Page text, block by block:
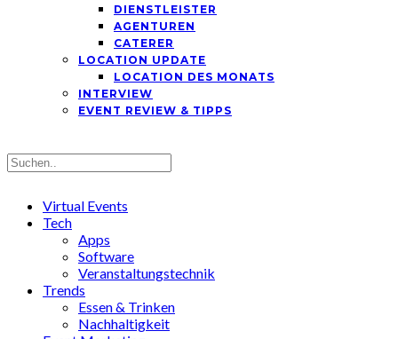
DIENSTLEISTER
AGENTUREN
CATERER
LOCATION UPDATE
LOCATION DES MONATS
INTERVIEW
EVENT REVIEW & TIPPS
Virtual Events
Tech
Apps
Software
Veranstaltungstechnik
Trends
Essen & Trinken
Nachhaltigkeit